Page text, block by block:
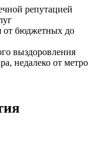
репутацией
от бюджетных до
выздоровления
недалеко от метро